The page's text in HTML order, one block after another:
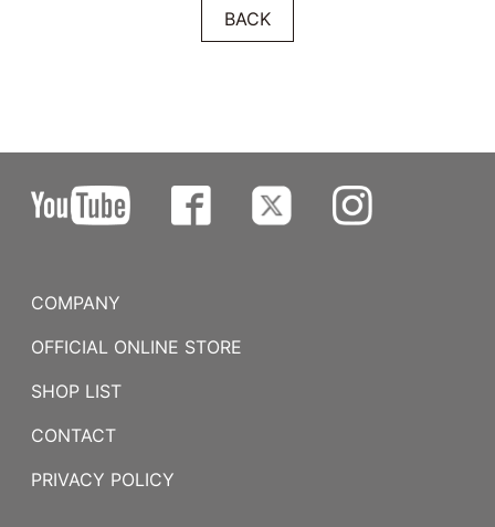
BACK
COMPANY
OFFICIAL ONLINE STORE
SHOP LIST
CONTACT
PRIVACY POLICY